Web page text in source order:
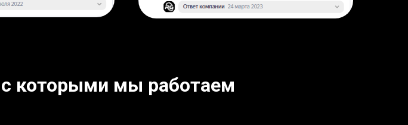
которыми мы работаем